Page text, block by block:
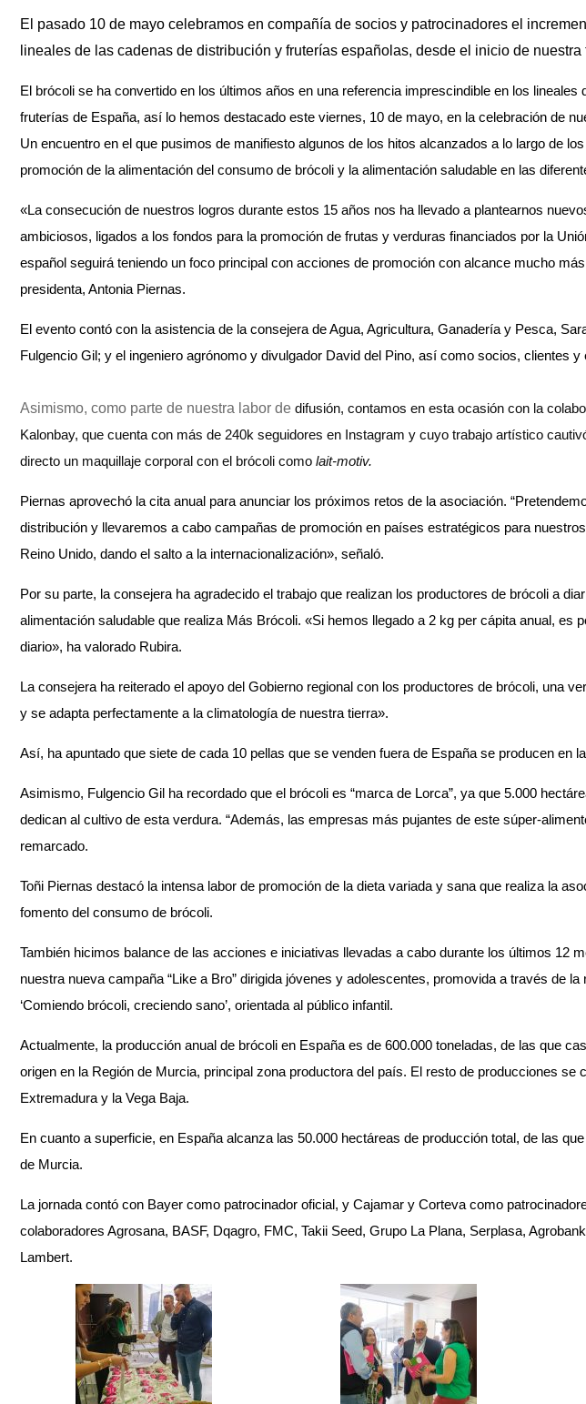
El pasado 10 de mayo celebramos en compañía de socios y patrocinadores el
lineales de las cadenas de distribución y fruterías españolas, desde el inicio de nuestra
El brócoli se ha convertido en los últimos años en una referencia imprescindible en los lineales
fruterías de España, así lo hemos destacado este viernes, 10 de mayo, en la celebración de
Un encuentro en el que pusimos de manifiesto algunos de los hitos alcanzados a lo largo de
promoción de la alimentación del consumo de brócoli y la alimentación saludable en las
«La consecución de nuestros logros durante estos 15 años nos ha llevado a plantearnos
ambiciosos, ligados a los fondos para la promoción de frutas y verduras financiados por la
español seguirá teniendo un foco principal con acciones de promoción con alcance mucho
presidenta, Antonia Piernas.
El evento contó con la asistencia de la consejera de Agua, Agricultura, Ganadería y Pesca,
Fulgencio Gil; y el ingeniero agrónomo y divulgador David del Pino, así como socios, clientes
Asimismo, como parte de nuestra labor de difusión, contamos en esta ocasión con la
Kalonbay, que cuenta con más de 240k seguidores en Instagram y cuyo trabajo artístico
directo un maquillaje corporal con el brócoli como lait-motiv.
Piernas aprovechó la cita anual para anunciar los próximos retos de la asociación.
distribución y llevaremos a cabo campañas de promoción en países estratégicos para
Reino Unido, dando el salto a la internacionalización», señaló.
Por su parte, la consejera ha agradecido el trabajo que realizan los productores de brócoli a
alimentación saludable que realiza Más Brócoli. «Si hemos llegado a 2 kg per cápita anual, es
diario», ha valorado Rubira.
La consejera ha reiterado el apoyo del Gobierno regional con los productores de brócoli, una
y se adapta perfectamente a la climatología de nuestra tierra».
Así, ha apuntado que siete de cada 10 pellas que se venden fuera de España se producen en
Asimismo, Fulgencio Gil ha recordado que el brócoli es “marca de Lorca”, ya que 5.000
dedican al cultivo de esta verdura. “Además, las empresas más pujantes de este súper-
remarcado.
Toñi Piernas destacó la intensa labor de promoción de la dieta variada y sana que realiza la
fomento del consumo de brócoli.
También hicimos balance de las acciones e iniciativas llevadas a cabo durante los últimos 12
nuestra nueva campaña “Like a Bro” dirigida jóvenes y adolescentes, promovida a través de la
‘Comiendo brócoli, creciendo sano’, orientada al público infantil.
Actualmente, la producción anual de brócoli en España es de 600.000 toneladas, de las que
origen en la Región de Murcia, principal zona productora del país. El resto de producciones se
Extremadura y la Vega Baja.
En cuanto a superficie, en España alcanza las 50.000 hectáreas de producción total, de las
de Murcia.
La jornada contó con Bayer como patrocinador oficial, y Cajamar y Corteva como
colaboradores Agrosana, BASF, Dqagro, FMC, Takii Seed, Grupo La Plana, Serplasa,
Lambert.